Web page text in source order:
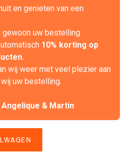
en genieten van een
gewoon uw bestelling
10% korting op
wij weer met veel plezier aan
uw bestelling.
Angelique & Martin